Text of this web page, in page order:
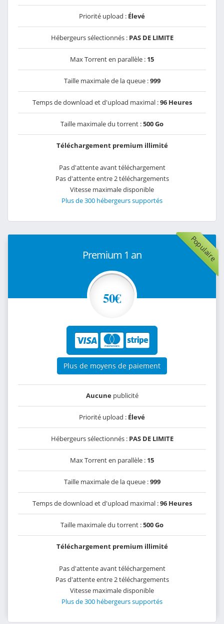
Priorité upload : Élevé
Hébergeurs sélectionnés : PAS DE LIMITE
Max Torrent en parallèle : 15
Taille maximale de la queue :999
Temps de download et d'upload maximal :96 Heures
Taille maximale du torrent :500 Go
Téléchargement premium illimité
Pas d'attente avant téléchargement
Pas d'attente entre 2 téléchargements
Vitesse maximale disponible
Plus de 300 hébergeurs supportés
Populaire
Premium 1 an
50€
Plus de moyens de paiement
Aucunepublicité
Priorité upload : Élevé
Hébergeurs sélectionnés : PAS DE LIMITE
Max Torrent en parallèle : 15
Taille maximale de la queue :999
Temps de download et d'upload maximal :96 Heures
Taille maximale du torrent :500 Go
Téléchargement premium illimité
Pas d'attente avant téléchargement
Pas d'attente entre 2 téléchargements
Vitesse maximale disponible
Plus de 300 hébergeurs supportés